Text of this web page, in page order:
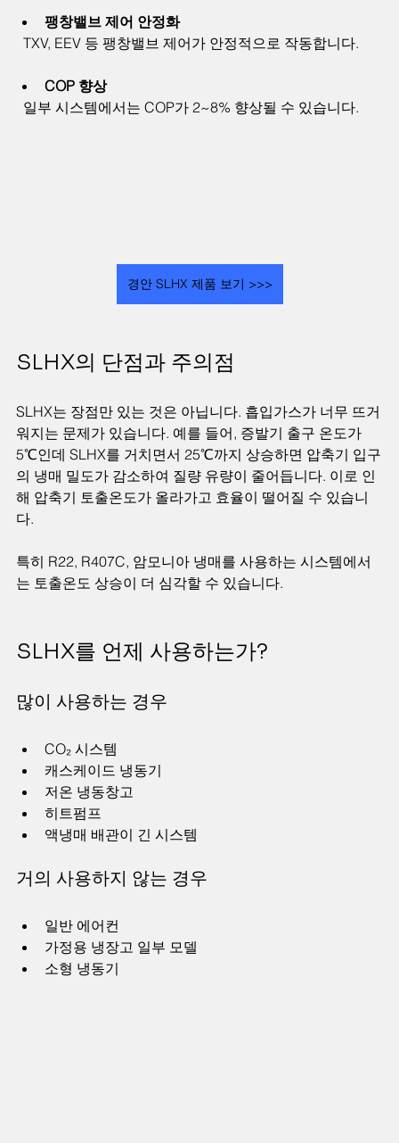
팽창밸브 제어 안정화
  TXV, EEV 등 팽창밸브 제어가 안정적으로 작동합니다.
COP 향상
  일부 시스템에서는 COP가 2~8% 향상될 수 있습니다.
경안 SLHX 제품 보기 >>>
SLHX의 단점과 주의점
SLHX는 장점만 있는 것은 아닙니다. 흡입가스가 너무 뜨거
워지는 문제가 있습니다. 예를 들어, 증발기 출구 온도가
5℃인데 SLHX를 거치면서 25℃까지 상승하면 압축기 입구
의 냉매 밀도가 감소하여 질량 유량이 줄어듭니다. 이로 인
해 압축기 토출온도가 올라가고 효율이 떨어질 수 있습니
다.
특히 R22, R407C, 암모니아 냉매를 사용하는 시스템에서
는 토출온도 상승이 더 심각할 수 있습니다.
SLHX를 언제 사용하는가?
많이 사용하는 경우
CO₂ 시스템
캐스케이드 냉동기
저온 냉동창고
히트펌프
액냉매 배관이 긴 시스템
거의 사용하지 않는 경우
일반 에어컨
가정용 냉장고 일부 모델
소형 냉동기